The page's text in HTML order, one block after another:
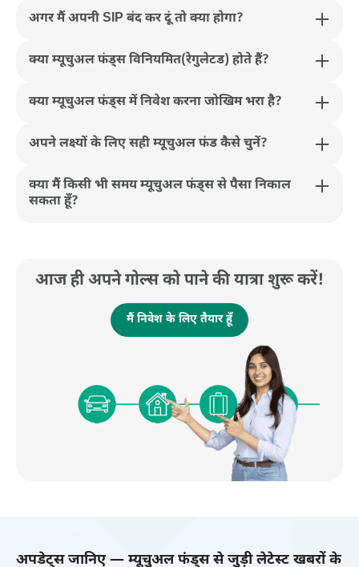
अगर मैं अपनी SIP बंद कर दूं तो क्या होगा?
क्या म्यूचुअल फंड्स विनियमित(रेगुलेटड) होते हैं?
क्या म्यूचुअल फंड्स में निवेश करना जोखिम भरा है?
अपने लक्ष्यों के लिए सही म्यूचुअल फंड कैसे चुनें?
क्या मैं किसी भी समय म्यूचुअल फंड्स से पैसा निकाल
सकता हूँ?
आज ही अपने गोल्स को पाने की यात्रा शुरू करें!
मैं निवेश के लिए तैयार हूँ
अपडेट्स जानिए — म्यूचुअल फंड्स से जुड़ी लेटेस्ट खबरों के